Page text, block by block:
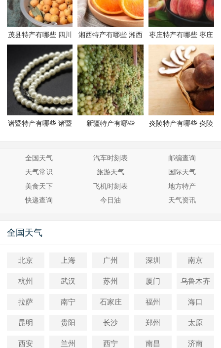
茂县特产有哪些 四川
茂县有哪些特产
湘西特产有哪些 湘西
有哪些特产
枣庄特产有哪些 枣庄
有哪些特产
诸暨特产有哪些 诸暨
新疆特产有哪些
炎陵特产有哪些 炎陵
全国天气 汽车时刻表
邮编查询
天气常识
旅游天气
国际天气
美食天下
飞机时刻表
地方特产
快递查询
今日油 天气资讯
全国天气
北京 上海 广州 深圳 南京
杭州 武汉 苏州 厦门 乌鲁木齐
拉萨 南宁 石家庄 福州 海口
昆明 贵阳 长沙 郑州 太原
西安 兰州 西宁 南昌 济南